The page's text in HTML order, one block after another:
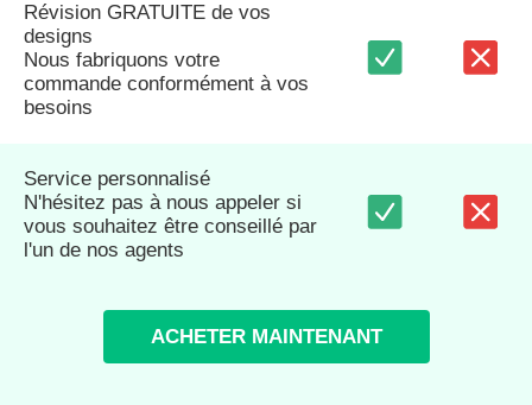
Révision GRATUITE de vos
designs
Nous fabriquons votre
commande conformément à vos
besoins
Service personnalisé
N'hésitez pas à nous appeler si
vous souhaitez être conseillé par
l'un de nos agents
ACHETER MAINTENANT